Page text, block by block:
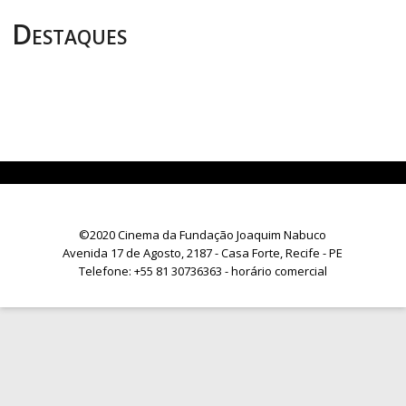
Destaques
©2020 Cinema da Fundação Joaquim Nabuco
Avenida 17 de Agosto, 2187 - Casa Forte, Recife - PE
Telefone: +55 81 30736363 - horário comercial